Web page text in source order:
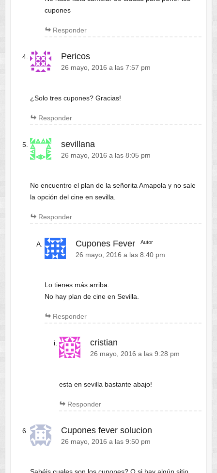
cupones
Responder
Pericos
26 mayo, 2016 a las 7:57 pm
¿Solo tres cupones? Gracias!
Responder
sevillana
26 mayo, 2016 a las 8:05 pm
No encuentro el plan de la señorita Amapola y no sale
la opción del cine en sevilla.
Responder
Cupones Fever Autor
26 mayo, 2016 a las 8:40 pm
Lo tienes más arriba.
No hay plan de cine en Sevilla.
Responder
cristian
26 mayo, 2016 a las 9:28 pm
esta en sevilla bastante abajo!
Responder
Cupones fever solucion
26 mayo, 2016 a las 9:50 pm